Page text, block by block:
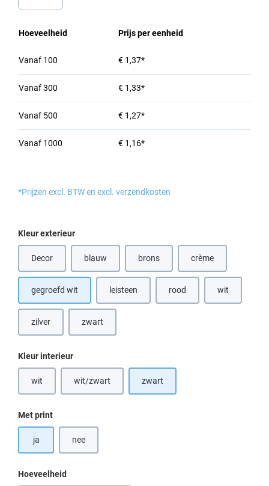
Hoeveelheid Prijs per eenheid
Vanaf 100 € 1,37*
Vanaf300 € 1,33*
Vanaf 500 € 1,27*
Vanaf 1000 € 1,16*
*Prijzen excl. BTW en excl. verzendkosten
Selecteer
Kleur exterieur
Decor blauw(Deze optie is momenteel niet beschikbaar.)
brons
(Deze optie is momenteel niet
crème(Deze optie is
gegroefd wit leisteen rood wit(Deze optie is
zilver zwart
Selecteer
Kleur interieur
wit(Deze optie is momenteel niet beschikbaar.)
wit/zwart(Deze optie is momenteel niet beschikbaar.)
zwart
Selecteer
Met print
ja nee
Hoeveelheid